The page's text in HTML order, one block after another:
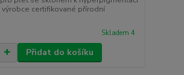
certifikované přírodní
Skladem 4
Přidat do košíku